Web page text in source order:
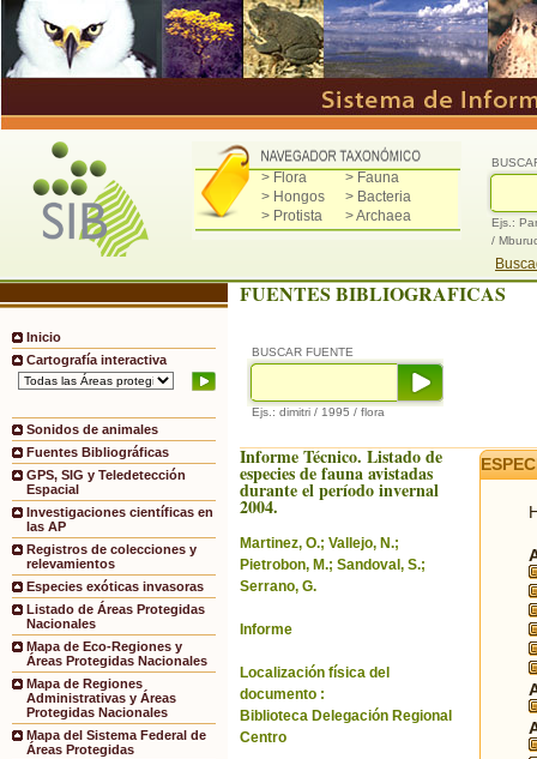
> Flora
> Fauna
> Hongos
> Bacteria
> Protista
> Archaea
Ejs.:
/
Inicio
Cartografía interactiva
Sonidos de animales
Fuentes Bibliográficas
GPS, SIG y Teledetección
Espacial
Investigaciones científicas en
las AP
Registros de colecciones y
relevamientos
Especies exóticas invasoras
Listado de Áreas Protegidas
Nacionales
Mapa de Eco-Regiones y
Áreas Protegidas Nacionales
Mapa de Regiones
Administrativas y Áreas
Protegidas Nacionales
Mapa del Sistema Federal de
Áreas Protegidas
FUENTES BIBLIOGRAFICAS
BUSCAR FUENTE
Ejs.: dimitri / 1995 / flora
Informe Técnico. Listado de
especies de fauna avistadas
durante el período invernal
2004.
Martinez, O.; Vallejo, N.;
Pietrobon, M.; Sandoval, S.;
Serrano, G.
Informe
Localización física del
documento :
Biblioteca Delegación Regional
Centro